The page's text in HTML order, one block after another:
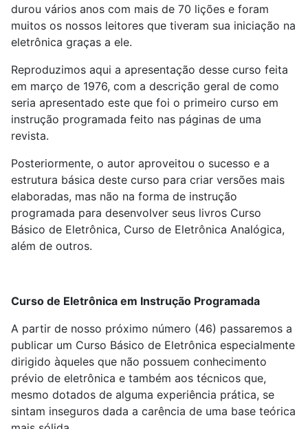
durou vários anos com mais de 70 lições e foram
muitos os nossos leitores que tiveram sua iniciação na
eletrônica graças a ele.
Reproduzimos aqui a apresentação desse curso feita
em março de 1976, com a descrição geral de como
seria apresentado este que foi o primeiro curso em
instrução programada feito nas páginas de uma
revista.
Posteriormente, o autor aproveitou o sucesso e a
estrutura básica deste curso para criar versões mais
elaboradas, mas não na forma de instrução
programada para desenvolver seus livros Curso
Básico de Eletrônica, Curso de Eletrônica Analógica,
além de outros.
Curso de Eletrônica em Instrução Programada
A partir de nosso próximo número (46) passaremos a
publicar um Curso Básico de Eletrônica especialmente
dirigido àqueles que não possuem conhecimento
prévio de eletrônica e também aos técnicos que,
mesmo dotados de alguma experiência prática, se
sintam inseguros dada a carência de uma base teórica